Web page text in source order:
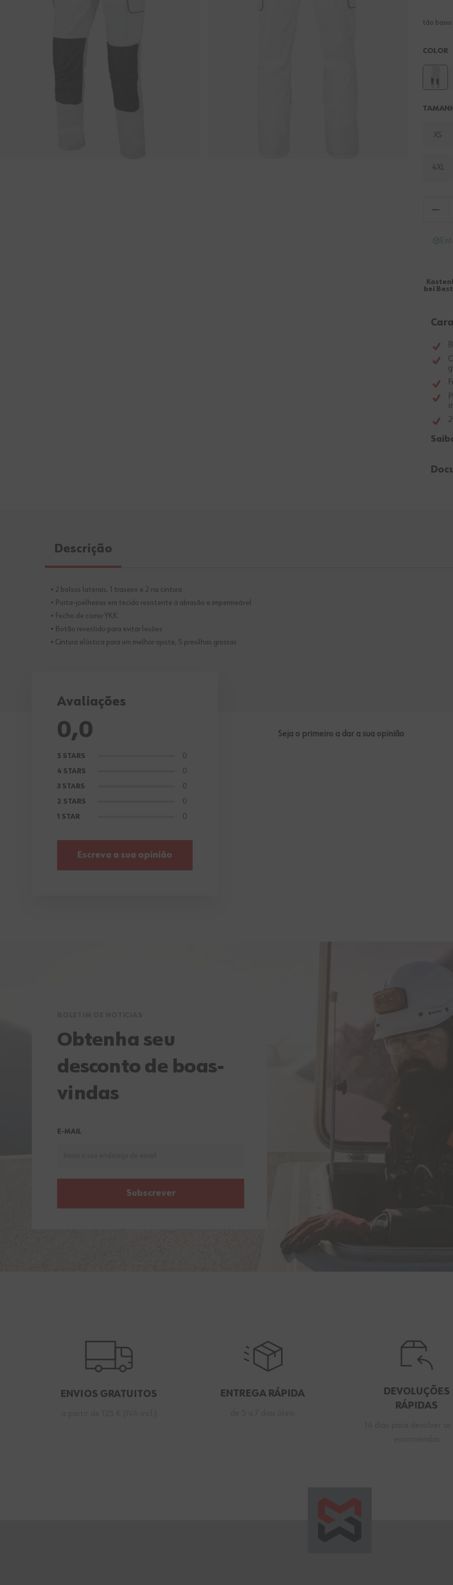
tão
COLOR
XS
4XL
bei
Descrição
• 2 bolsos laterais, 1 traseiro e 2 na cintura
• Porta-joelheiras em tecido resistente à abrasão e impermeável
• Fecho de correr YKK
• Botão revestido para evitar lesões
• Cintura elástica para um melhor ajuste, 5 presilhas grossas
Avaliações
0,0
5 STARS 0
4 STARS 0
3 STARS 0
2 STARS 0
1 STAR 0
Escreva a sua opinião
Seja o primeiro a dar a sua opinião
Obtenha seu
desconto de boas-
vindas
E-MAIL
Subscrever
ENVIOS GRATUITOS ENTREGA RÁPIDA
DEVOLUÇÕES
RÁPIDAS